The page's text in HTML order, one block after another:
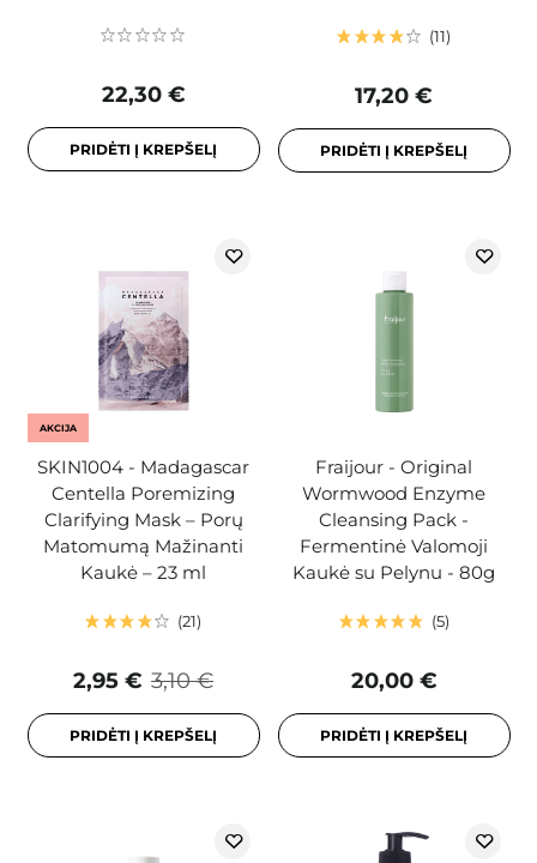
22,30 €
PRIDĖTI Į KREPŠELĮ
11
17,20 €
PRIDĖTI Į KREPŠELĮ
AKCIJA
SKIN1004 - Madagascar
Centella Poremizing
Clarifying Mask – Porų
Matomumą Mažinanti
Kaukė – 23 ml
21
3,10 €
2,95 €
PRIDĖTI Į KREPŠELĮ
Fraijour - Original
Wormwood Enzyme
Cleansing Pack -
Fermentinė Valomoji
Kaukė su Pelynu - 80g
5
20,00 €
PRIDĖTI Į KREPŠELĮ